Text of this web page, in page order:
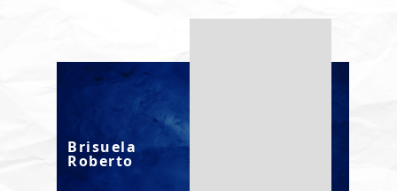
Brisuela
Roberto